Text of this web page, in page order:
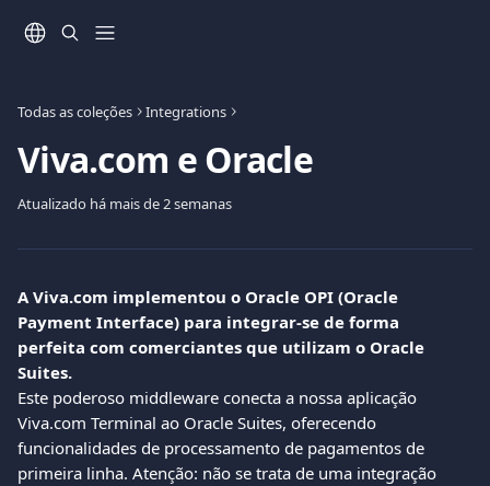
Todas as coleções Integrations
Viva.com e Oracle
Atualizado há mais de 2 semanas
A Viva.com implementou o Oracle OPI (Oracle
Payment Interface) para integrar-se de forma
perfeita com comerciantes que utilizam o Oracle
Suites.
Este poderoso middleware conecta a nossa aplicação
Viva.com Terminal ao Oracle Suites, oferecendo
funcionalidades de processamento de pagamentos de
primeira linha. Atenção: não se trata de uma integração